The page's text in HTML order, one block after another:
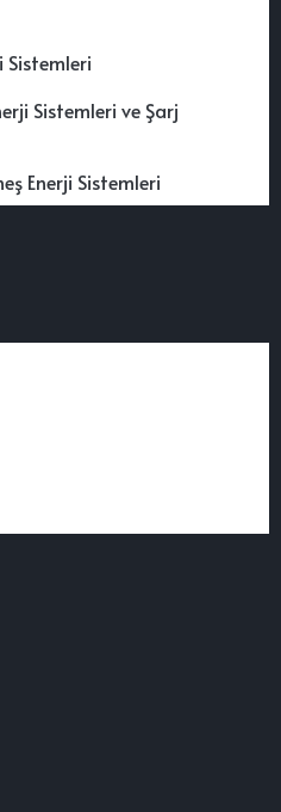
Sistemleri
Sistemleri ve Şarj
Enerji Sistemleri